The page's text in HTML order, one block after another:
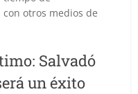
otros medios de
Salvadó
un éxito